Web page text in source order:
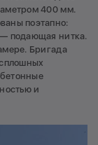
400 мм.
поэтапно:
подающая нитка.
Бригада
и